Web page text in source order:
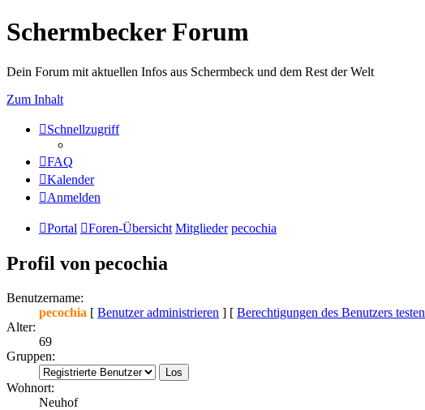
Schermbecker Forum
Dein Forum mit aktuellen Infos aus Schermbeck und dem Rest der Welt
Zum Inhalt
Schnellzugriff
FAQ
Kalender
Anmelden
Portal Foren-Übersicht Mitglieder pecochia
Profil von pecochia
Benutzername:
pecochia [ Benutzer administrieren ] [ Berechtigungen des Benutzers testen
Alter:
69
Gruppen:
Wohnort:
Neuhof